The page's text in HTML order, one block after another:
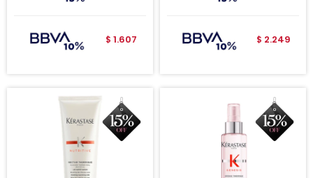
$ 1.607 $ 2.249